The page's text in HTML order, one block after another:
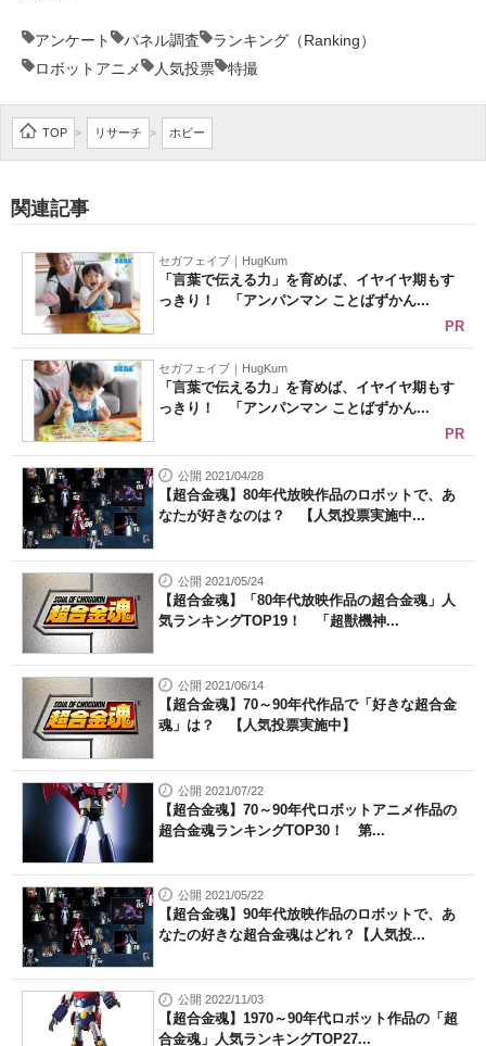
アンケート パネル調査
ランキング（Ranking）
ロボットアニメ
人気投票 特撮
TOP > リサーチ > ホビー
関連記事
セガフェイブ｜HugKum
「言葉で伝える力」を育めば、イヤイヤ期もす
っきり！ 「アンパンマン ことばずかん...
PR
セガフェイブ｜HugKum
「言葉で伝える力」を育めば、イヤイヤ期もす
っきり！ 「アンパンマン ことばずかん...
PR
公開 2021/04/28
【超合金魂】80年代放映作品のロボットで、あ
なたが好きなのは？ 【人気投票実施中...
公開 2021/05/24
【超合金魂】「80年代放映作品の超合金魂」人
気ランキングTOP19！ 「超獣機神...
公開 2021/06/14
【超合金魂】70～90年代作品で「好きな超合金
魂」は？ 【人気投票実施中】
公開 2021/07/22
【超合金魂】70～90年代ロボットアニメ作品の
超合金魂ランキングTOP30！ 第...
公開 2021/05/22
【超合金魂】90年代放映作品のロボットで、あ
なたの好きな超合金魂はどれ？【人気投...
公開 2022/11/03
【超合金魂】1970～90年代ロボット作品の「超
合金魂」人気ランキングTOP27...